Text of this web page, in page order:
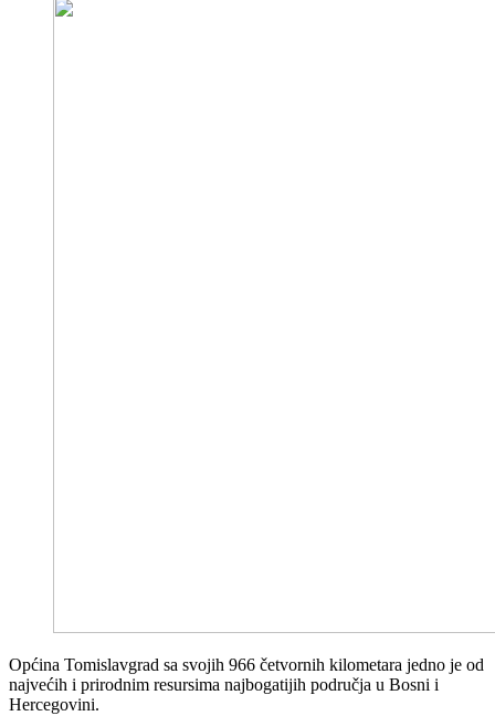
Općina Tomislavgrad sa svojih 966 četvornih kilometara jedno je od
najvećih i prirodnim resursima najbogatijih područja u Bosni i
Hercegovini.